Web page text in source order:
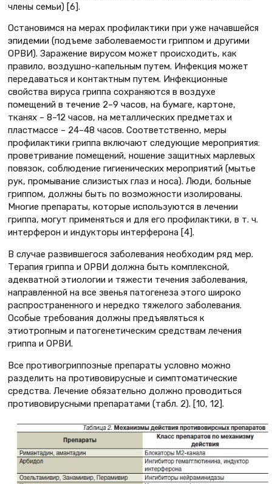
члены семьи) [6].
Остановимся на мерах профилактики при уже начавшейся
эпидемии (подъеме заболеваемости гриппом и другими
ОРВИ). Заражение вирусом может происходить, как
правило, воздушно-капельным путем. Инфекция может
передаваться и контактным путем. Инфекционные
свойства вируса гриппа сохраняются в воздухе
помещений в течение 2–9 часов, на бумаге, картоне,
тканях – 8–12 часов, на металлических предметах и
пластмассе – 24–48 часов. Соответственно, меры
профилактики гриппа включают следующие мероприятия:
проветривание помещений, ношение защитных марлевых
повязок, соблюдение гигиенических мероприятий (мытье
рук, промывание слизистых глаз и носа). Люди, больные
гриппом, должны быть по возможности изолированы.
Многие препараты, которые используются в лечении
гриппа, могут применяться и для его профилактики, в т. ч.
интерферон и индукторы интерферона [4].
В случае развившегося заболевания необходим ряд мер.
Терапия гриппа и ОРВИ должна быть комплексной,
адекватной этиологии и тяжести течения заболевания,
направленной на все звенья патогенеза этого широко
распространенного и нередко тяжелого заболевания.
Особые требования должны предъявляться к
этиотропным и патогенетическим средствам лечения
гриппа и ОРВИ.
Все противогриппозные препараты условно можно
разделить на противовирусные и симптоматические
средства. Лечение обязательно должно проводиться
противовирусными препаратами (табл. 2). [10, 12].